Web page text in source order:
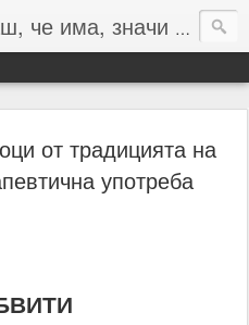
Изворите : Ако вярваш, че има, значи има :-)
от традицията на
употреба